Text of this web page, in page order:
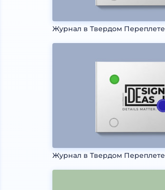
Журнал в Твердом
Журнал в Твердом